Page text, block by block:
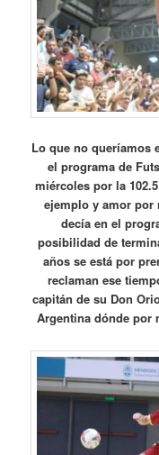
Lo que no queríamos
el programa de
miércoles por la
ejemplo y amor por
decía en el
posibilidad de
años se está por
reclaman ese
capitán de su Don
Argentina dónde por